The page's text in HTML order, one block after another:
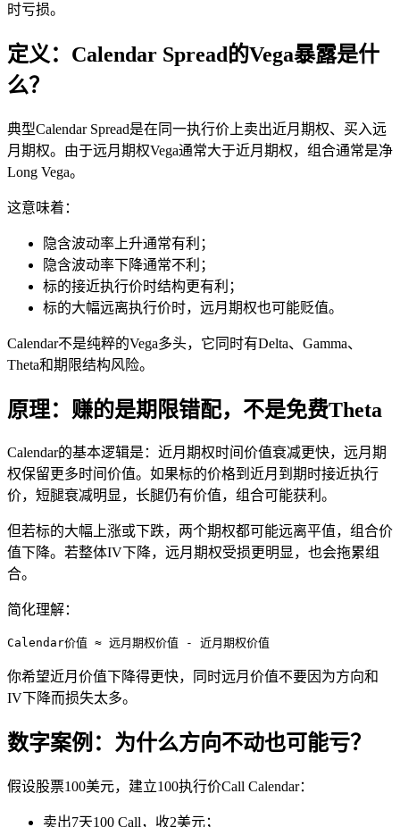
时亏损。
定义：Calendar Spread的Vega暴露是什
么？
典型Calendar Spread是在同一执行价上卖出近月期权、买入远
月期权。由于远月期权Vega通常大于近月期权，组合通常是净
Long Vega。
这意味着：
隐含波动率上升通常有利；
隐含波动率下降通常不利；
标的接近执行价时结构更有利；
标的大幅远离执行价时，远月期权也可能贬值。
Calendar不是纯粹的Vega多头，它同时有Delta、Gamma、
Theta和期限结构风险。
原理：赚的是期限错配，不是免费Theta
Calendar的基本逻辑是：近月期权时间价值衰减更快，远月期
权保留更多时间价值。如果标的价格到近月到期时接近执行
价，短腿衰减明显，长腿仍有价值，组合可能获利。
但若标的大幅上涨或下跌，两个期权都可能远离平值，组合价
值下降。若整体IV下降，远月期权受损更明显，也会拖累组
合。
简化理解：
Calendar价值 ≈ 远月期权价值 - 近月期权价值
你希望近月价值下降得更快，同时远月价值不要因为方向和
IV下降而损失太多。
数字案例：为什么方向不动也可能亏？
假设股票100美元，建立100执行价Call Calendar：
卖出7天100 Call，收2美元；